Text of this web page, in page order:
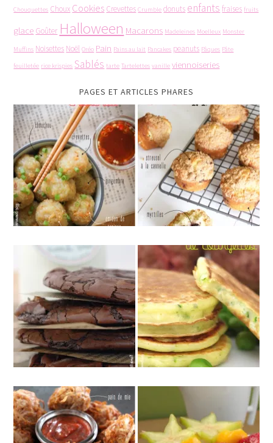
Chouquettes Choux Cookies Crevettes Crumble donuts enfants fraises fruits
glace Goûter Halloween Macarons Madeleines Moelleux Monster
Muffins Noisettes Noël Oréo Pain Pains au lait Pancakes peanuts Pâques Pâte
feuilletée rice krispies Sablés tarte Tartelettes vanille viennoiseries
PAGES ET ARTICLES PHARES